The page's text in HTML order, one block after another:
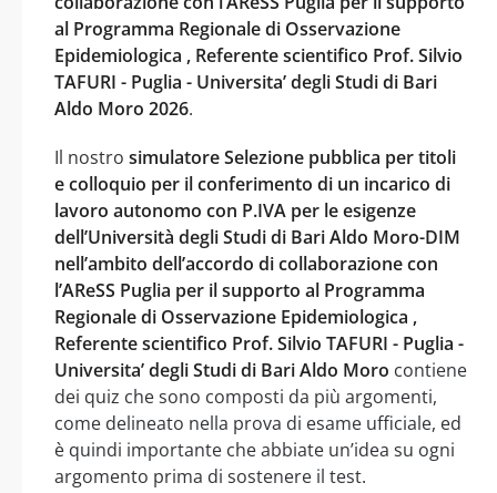
al Programma Regionale di Osservazione
Epidemiologica , Referente scientifico Prof. Silvio
TAFURI - Puglia - Universita’ degli Studi di Bari
Aldo Moro 2026.
Il nostro simulatore Selezione pubblica per titoli
e colloquio per il conferimento di un incarico di
lavoro autonomo con P.IVA per le esigenze
dell’Università degli Studi di Bari Aldo Moro-DIM
nell’ambito dell’accordo di collaborazione con
l’AReSS Puglia per il supporto al Programma
Regionale di Osservazione Epidemiologica ,
Referente scientifico Prof. Silvio TAFURI - Puglia -
Universita’ degli Studi di Bari Aldo Moro contiene
dei quiz che sono composti da più argomenti,
come delineato nella prova di esame ufficiale, ed
è quindi importante che abbiate un’idea su ogni
argomento prima di sostenere il test.